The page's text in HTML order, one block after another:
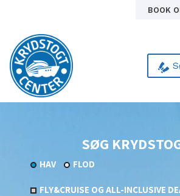
BOOK
Til forsiden
SØG
HAV FLOD
FLY&CRUISE OG ALL-INCLUSIVE